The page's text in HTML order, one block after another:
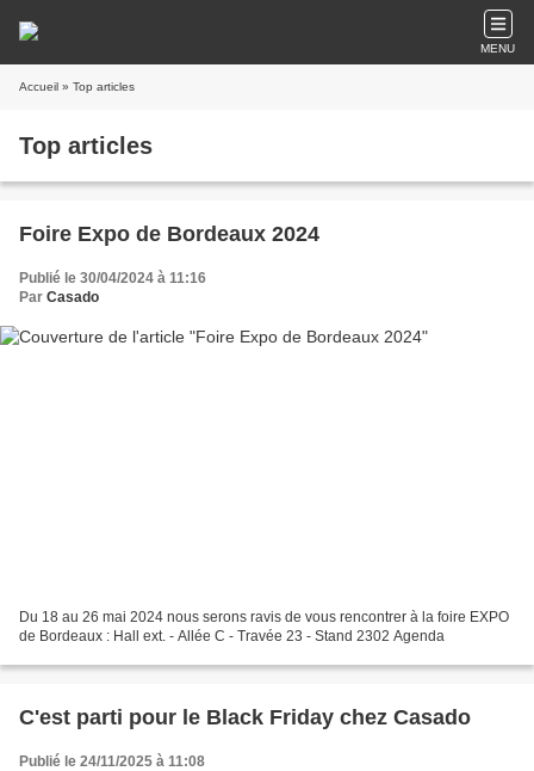
MENU
Accueil » Top articles
Top articles
Foire Expo de Bordeaux 2024
Publié le 30/04/2024 à 11:16
Par Casado
Du 18 au 26 mai 2024 nous serons ravis de vous rencontrer à la foire EXPO
de Bordeaux : Hall ext. - Allée C - Travée 23 - Stand 2302 Agenda
C'est parti pour le Black Friday chez Casado
Publié le 24/11/2025 à 11:08